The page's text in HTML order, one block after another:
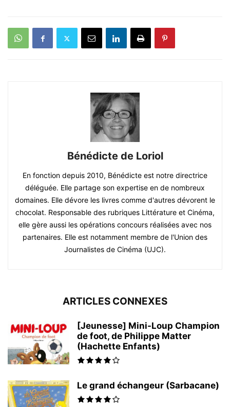
Bénédicte de Loriol
En fonction depuis 2010, Bénédicte est notre directrice
déléguée. Elle partage son expertise en de nombreux
domaines. Elle dévore les livres comme d'autres dévorent le
chocolat. Responsable des rubriques Littérature et Cinéma,
elle gère aussi les opérations concours réalisées avec nos
partenaires. Elle est notamment membre de l'Union des
Journalistes de Cinéma (UJC).
ARTICLES CONNEXES
[Jeunesse] Mini-Loup Champion
de foot, de Philippe Matter
(Hachette Enfants)
Le grand échangeur (Sarbacane)